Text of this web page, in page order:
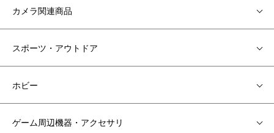
カメラ関連商品
スポーツ・アウトドア
ホビー
ゲーム周辺機器・アクセサリ